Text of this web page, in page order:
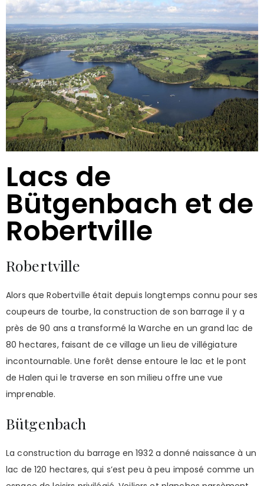
Lacs de
Bütgenbach et de
Robertville
Robertville
Alors que Robertville était depuis longtemps connu pour ses
coupeurs de tourbe, la construction de son barrage il y a
près de 90 ans a transformé la Warche en un grand lac de
80 hectares, faisant de ce village un lieu de villégiature
incontournable. Une forêt dense entoure le lac et le pont
de Halen qui le traverse en son milieu offre une vue
imprenable.
Bütgenbach
La construction du barrage en 1932 a donné naissance à un
lac de 120 hectares, qui s’est peu à peu imposé comme un